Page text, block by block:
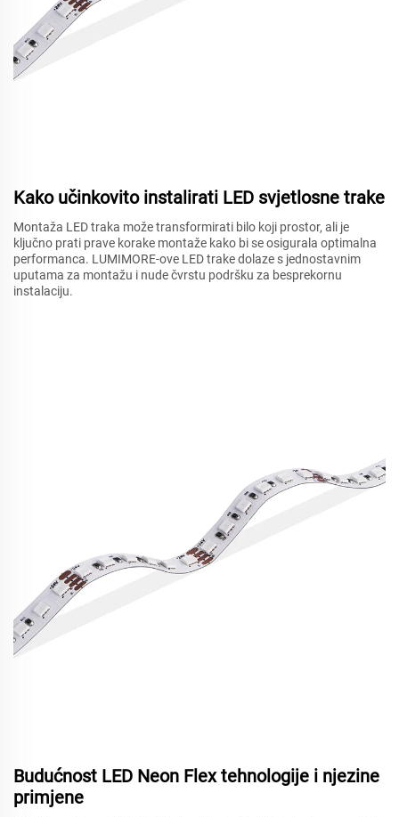
Kako učinkovito instalirati LED svjetlosne trake
Montaža LED traka može transformirati bilo koji prostor, ali je
ključno prati prave korake montaže kako bi se osigurala optimalna
performanca. LUMIMORE-ove LED trake dolaze s jednostavnim
uputama za montažu i nude čvrstu podršku za besprekornu
instalaciju.
Budućnost LED Neon Flex tehnologije i njezine
primjene